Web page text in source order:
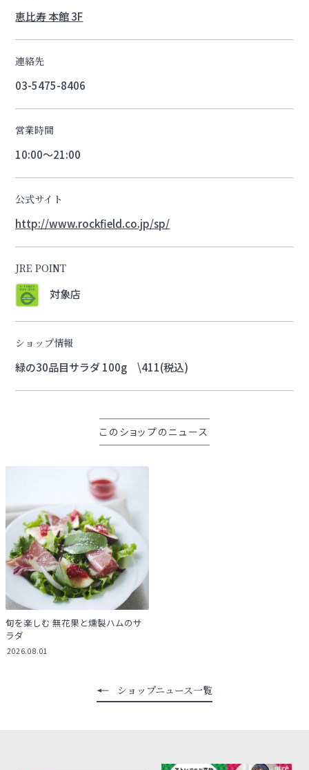
恵比寿 本館 3F
連絡先
03-5475-8406
営業時間
10:00～21:00
公式サイト
http://www.rockfield.co.jp/sp/
JRE POINT
対象店
ショップ情報
緑の30品目サラダ 100g \411(税込)
このショップのニュース
旬を楽しむ 無花果と燻製ハムのサ
ラダ
2026.08.01
ショップニュース一覧